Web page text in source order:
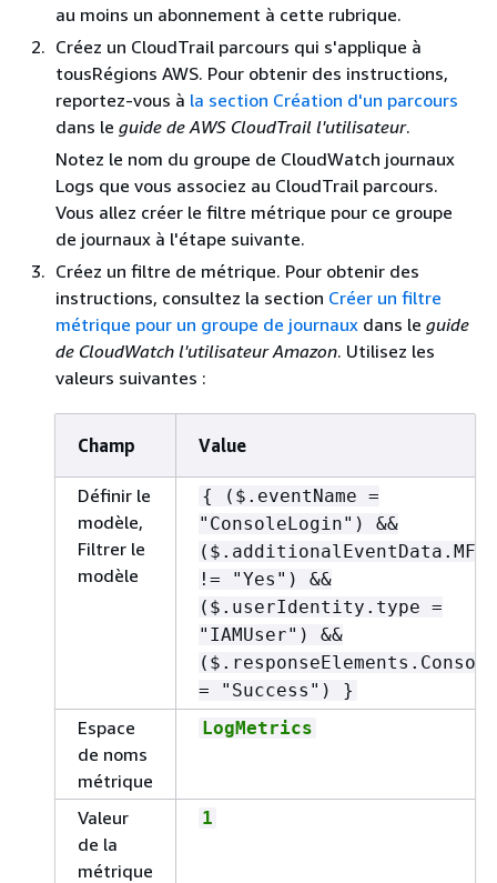
au moins un abonnement à cette rubrique.
Créez un CloudTrail parcours qui s'applique à
tousRégions AWS. Pour obtenir des instructions,
reportez-vous à la section Création d'un parcours
dans le guide de AWS CloudTrail l'utilisateur.
Notez le nom du groupe de CloudWatch journaux
Logs que vous associez au CloudTrail parcours.
Vous allez créer le filtre métrique pour ce groupe
de journaux à l'étape suivante.
Créez un filtre de métrique. Pour obtenir des
instructions, consultez la section Créer un filtre
métrique pour un groupe de journaux dans le guide
de CloudWatch l'utilisateur Amazon. Utilisez les
valeurs suivantes :
Champ Value
Définir le
modèle,
Filtrer le
modèle
{
($.eventName =
"ConsoleLogin") &&
!= "Yes") &&
($.userIdentity.type =
"IAMUser") &&
= "Success") }
Espace
de noms
métrique
LogMetrics
Valeur
de la
métrique
1